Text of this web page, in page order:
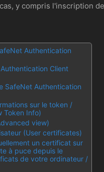
y compris l'inscription
Authentication
Client
SafeNet Authentication
sur le token /
Token Info)
view)
(User certificates)
un certificat sur
à puce depuis le
de votre ordinateur /